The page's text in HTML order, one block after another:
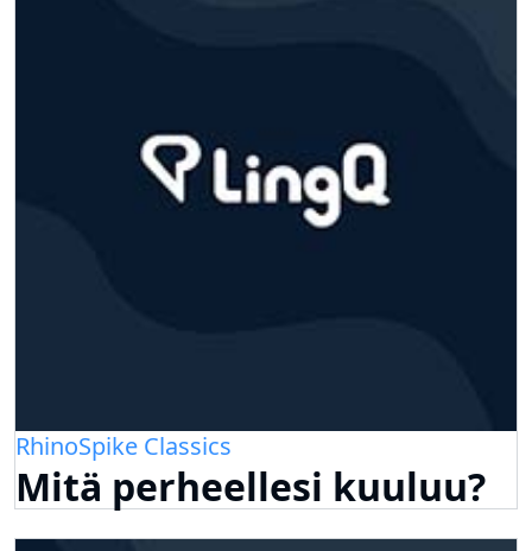
RhinoSpike Classics
Mitä perheellesi kuuluu?